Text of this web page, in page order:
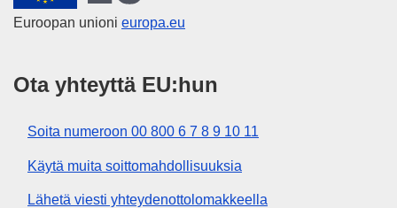
Euroopan unioni europa.eu
Ota yhteyttä EU:hun
Soita numeroon 00 800 6 7 8 9 10 11
Käytä muita soittomahdollisuuksia
Lähetä viesti yhteydenottolomakkeella